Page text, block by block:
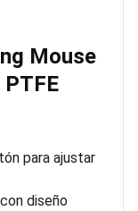
Mouse
para ajustar
diseño